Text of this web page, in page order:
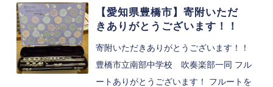
【愛知県豊橋市】寄附いただ
きありがとうございます！！
寄附いただきありがとうございます！！
豊橋市立南部中学校 吹奏楽部一同 フル
ートありがとうございます！ フルートを